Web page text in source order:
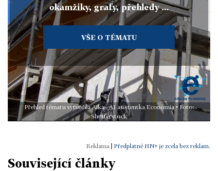
okamžiky, grafy, přehledy ...
VŠE O TÉMATU
Přehled tématu vytvořila Aika - AI asistentka Economia • Foto:
Shutterstock
Předplatné HN+ je zcela bez reklam.
Související články